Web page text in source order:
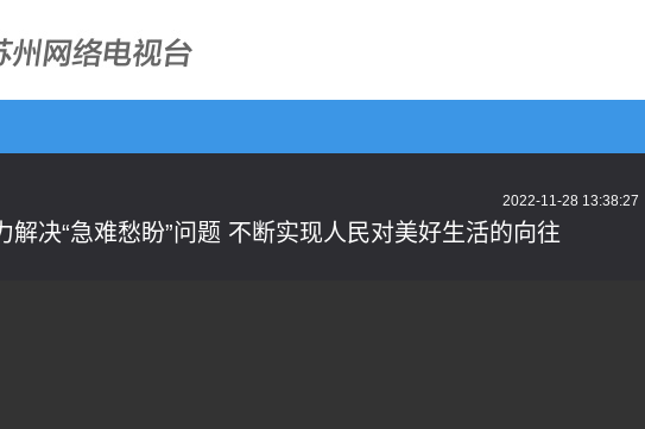
2022-11-28 13:38:27
解决“急难愁盼”问题 不断实现人民对美好生活的向往